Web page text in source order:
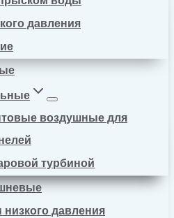
давления
воздушные для
турбиной
давления